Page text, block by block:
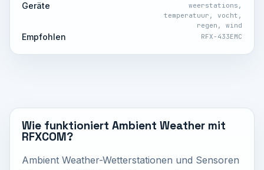
Geräte
weerstations,
temperatuur, vocht,
regen, wind
Empfohlen RFX-433EMC
Wie funktioniert Ambient Weather mit
RFXCOM?
Ambient Weather-Wetterstationen und Sensoren